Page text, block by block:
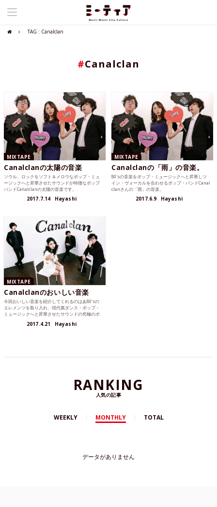
TAG : Canalclan
#Canalclan
MIXTAPE
Canalclanの太陽の音楽
ソウル、ロックをソフト＆メロウなポップ・ミュ
ージックへと昇華させたサウンドが特徴なポップ
バンドCanalclanの太陽の音楽です。
2017.7.14 Hayashi
MIXTAPE
Canalclanの「雨」の音楽。
80'sの音楽をポップ・ミュージックへと昇華しツ
イン・ヴォーカルを合わせるポップ・バンドCanal
clanさんの「雨」の音楽。
2017.6.9 Hayashi
MIXTAPE
Canalclanのおいしい音楽
今回おいしい音楽を紹介してくれるのはあ80'sの
エレメンツを取り入れ、現代風ダンス・ポップ・
ミュージックへと昇華させたサウンドの究極のポ
2017.4.21 Hayashi
RANKING
人気の記事
WEEKLY MONTHLY TOTAL
データがありません